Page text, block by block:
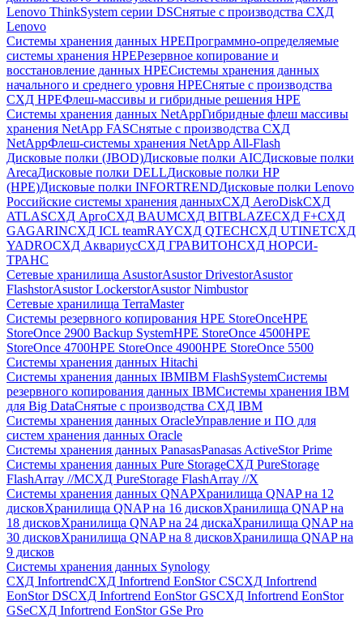
Lenovo ThinkSystem серии DSСнятые с производства СХД
Lenovo
Системы хранения данных HPEПрограммно-определяемые
системы хранения HPEРезервное копирование и
восстановление данных HPEСистемы хранения данных
начального и среднего уровня HPEСнятые с производства
СХД HPEФлеш-массивы и гибридные решения HPE
Cистемы хранения данных NetAppГибридные флеш массивы
хранения NetApp FASСнятые с производства СХД
NetAppФлеш-системы хранения NetApp All-Flash
Дисковые полки (JBOD)Дисковые полки AICДисковые полки
ArecaДисковые полки DELLДисковые полки HP
(HPE)Дисковые полки INFORTRENDДисковые полки Lenovo
Российские системы хранения данныхСХД AeroDiskСХД
ATLASСХД AргоСХД BAUMСХД BITBLAZEСХД F+СХД
GAGARINСХД ICL teamRAYСХД QTECHСХД UTINETСХД
YADROСХД АквариусСХД ГРАВИТОНСХД НОРСИ-
ТРАНС
Сетевые хранилища AsustorAsustor DrivestorAsustor
FlashstorAsustor LockerstorAsustor Nimbustor
Сетевые хранилища TerraMaster
Системы резервного копирования HPE StoreOnceHPE
StoreOnce 2900 Backup SystemHPE StoreOnce 4500HPE
StoreOnce 4700HPE StoreOnce 4900HPE StoreOnce 5500
Системы хранения данных Hitachi
Системы хранения данных IBMIBM FlashSystemСистемы
резервного копирования данных IBMСистемы хранения IBM
для Big DataСнятые с производства СХД IBM
Системы хранения данных OracleУправление и ПО для
систем хранения данных Oracle
Системы хранения данных PanasasPanasas ActiveStor Prime
Системы хранения данных Pure StorageСХД PureStorage
FlashArray //MСХД PureStorage FlashArray //X
Системы хранения данных QNAPХранилища QNAP на 12
дисковХранилища QNAP на 16 дисковХранилища QNAP на
18 дисковХранилища QNAP на 24 дискаХранилища QNAP на
30 дисковХранилища QNAP на 8 дисковХранилища QNAP на
9 дисков
Системы хранения данных Synology
СХД InfortrendСХД Infortrend EonStor CSСХД Infortrend
EonStor DSСХД Infortrend EonStor GSСХД Infortrend EonStor
GSeСХД Infortrend EonStor GSe Pro